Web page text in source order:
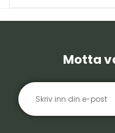
Motta